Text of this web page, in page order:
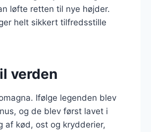
løfte retten til nye højder.
helt sikkert tilfredsstille
verden
Ifølge legenden blev
og de blev først lavet i
af kød, ost og krydderier,